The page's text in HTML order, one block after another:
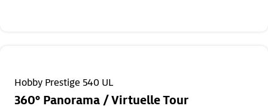
Hobby Prestige 540 UL
360° Panorama / Virtuelle Tour